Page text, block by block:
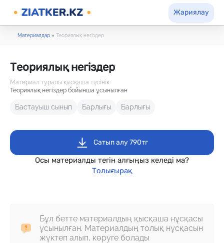
Жариялау
Материалдар ● Теориялық негіздер
Теориялық негіздер
Материал туралы қысқаша түсінік
Теориялық негіздер бойынша ұсынылған
Бастауыш сынып Барлығы Барлығы
Сатып алу 790тг
Осы материалды тегін алғыңыз келеді ма?
Толығырақ
Бұл бетте материалдың қысқаша нұсқасы
ұсынылған. Материалдың толық нұсқасын
жүктеп алып, көруге болады